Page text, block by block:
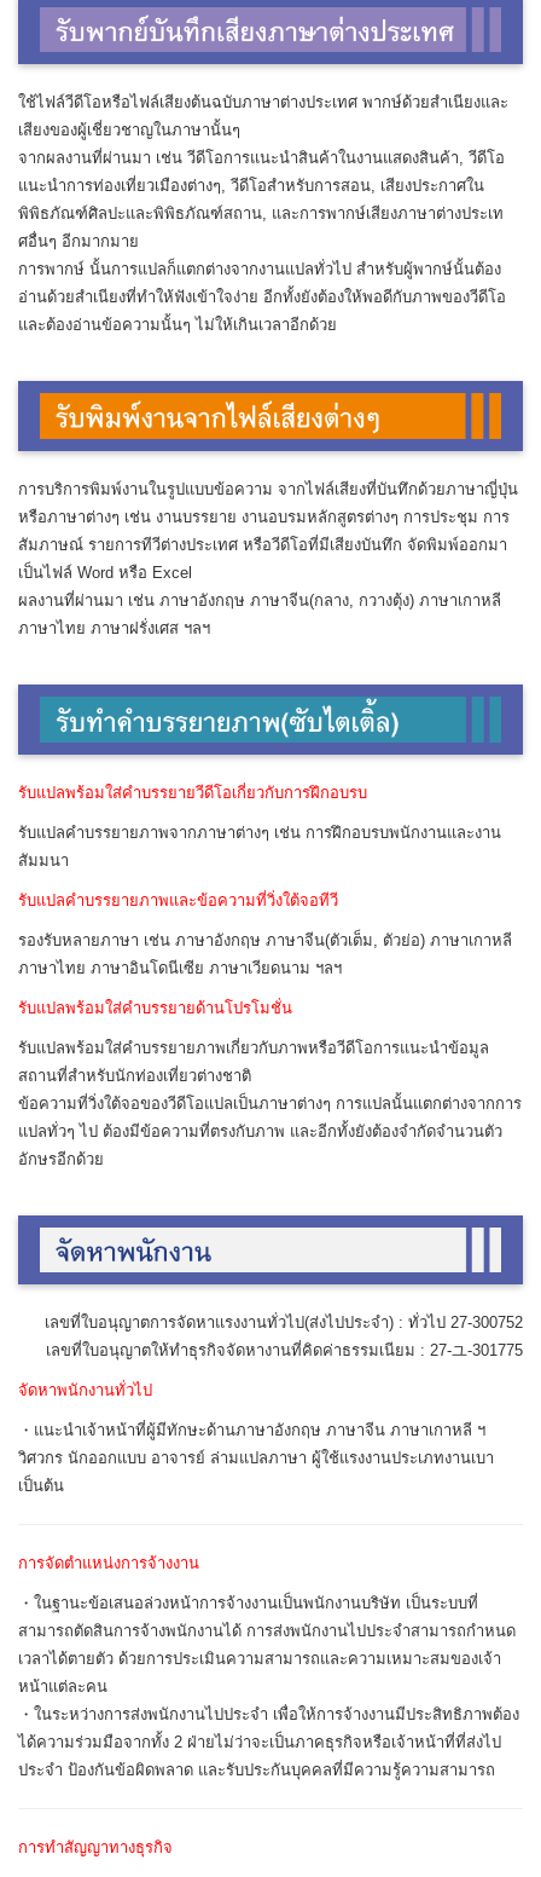
ใช้ไฟล์วีดีโอหรือไฟล์เสียงต้นฉบับภาษาต่างประเทศ พากษ์ด้วยสำเนียงและ
เสียงของผู้เชี่ยวชาญในภาษานั้นๆ
จากผลงานที่ผ่านมา เช่น วีดีโอการแนะนำสินค้าในงานแสดงสินค้า, วีดีโอ
แนะนำการท่องเที่ยวเมืองต่างๆ, วีดีโอสำหรับการสอน, เสียงประกาศใน
พิพิธภัณฑ์ศิลปะและพิพิธภัณฑ์สถาน, และการพากษ์เสียงภาษาต่างประเท
ศอื่นๆ อีกมากมาย
การพากษ์ นั้นการแปลก็แตกต่างจากงานแปลทั่วไป สำหรับผู้พากษ์นั้นต้อง
อ่านด้วยสำเนียงที่ทำให้ฟังเข้าใจง่าย อีกทั้งยังต้องให้พอดีกับภาพของวีดีโอ
และต้องอ่านข้อความนั้นๆ ไม่ให้เกินเวลาอีกด้วย
การบริการพิมพ์งานในรูปแบบข้อความ จากไฟล์เสียงที่บันทึกด้วยภาษาญี่ปุ่น
หรือภาษาต่างๆ เช่น งานบรรยาย งานอบรมหลักสูตรต่างๆ การประชุม การ
สัมภาษณ์ รายการทีวีต่างประเทศ หรือวีดีโอที่มีเสียงบันทึก จัดพิมพ์ออกมา
เป็นไฟล์ Word หรือ Excel
ผลงานที่ผ่านมา เช่น ภาษาอังกฤษ ภาษาจีน(กลาง, กวางตุ้ง) ภาษาเกาหลี
ภาษาไทย ภาษาฝรั่งเศส ฯลฯ
รับแปลพร้อมใส่คำบรรยายวีดีโอเกี่ยวกับการฝึกอบรบ
รับแปลคำบรรยายภาพจากภาษาต่างๆ เช่น การฝึกอบรบพนักงานและงาน
สัมมนา
รับแปลคำบรรยายภาพและข้อความที่วิ่งใต้จอทีวี
รองรับหลายภาษา เช่น ภาษาอังกฤษ ภาษาจีน(ตัวเต็ม, ตัวย่อ) ภาษาเกาหลี
ภาษาไทย ภาษาอินโดนีเซีย ภาษาเวียดนาม ฯลฯ
รับแปลพร้อมใส่คำบรรยายด้านโปรโมชั่น
รับแปลพร้อมใส่คำบรรยายภาพเกี่ยวกับภาพหรือวีดีโอการแนะนำข้อมูล
สถานที่สำหรับนักท่องเที่ยวต่างชาติ
ข้อความที่วิ่งใต้จอของวีดีโอแปลเป็นภาษาต่างๆ การแปลนั้นแตกต่างจากการ
แปลทั่วๆ ไป ต้องมีข้อความที่ตรงกับภาพ และอีกทั้งยังต้องจำกัดจำนวนตัว
อักษรอีกด้วย
เลขที่ใบอนุญาตการจัดหาแรงงานทั่วไป(ส่งไปประจำ) : ทั่วไป 27-300752
เลขที่ใบอนุญาตให้ทำธุรกิจจัดหางานที่คิดค่าธรรมเนียม : 27-ユ-301775
จัดหาพนักงานทั่วไป
・แนะนำเจ้าหน้าที่ผู้มีทักษะด้านภาษาอังกฤษ ภาษาจีน ภาษาเกาหลี ฯ
วิศวกร นักออกแบบ อาจารย์ ล่ามแปลภาษา ผู้ใช้แรงงานประเภทงานเบา
เป็นต้น
การจัดตำแหน่งการจ้างงาน
・ในฐานะข้อเสนอล่วงหน้าการจ้างงานเป็นพนักงานบริษัท เป็นระบบที่
สามารถตัดสินการจ้างพนักงานได้ การส่งพนักงานไปประจำสามารถกำหนด
เวลาได้ตายตัว ด้วยการประเมินความสามารถและความเหมาะสมของเจ้า
หน้าแต่ละคน
・ในระหว่างการส่งพนักงานไปประจำ เพื่อให้การจ้างงานมีประสิทธิภาพต้อง
ได้ความร่วมมือจากทั้ง 2 ฝ่ายไม่ว่าจะเป็นภาคธุรกิจหรือเจ้าหน้าที่ที่ส่งไป
ประจำ ป้องกันข้อผิดพลาด และรับประกันบุคคลที่มีความรู้ความสามารถ
การทำสัญญาทางธุรกิจ